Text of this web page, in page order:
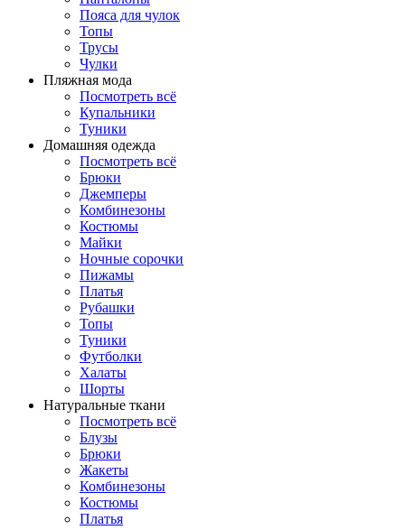
Поясa для чулок
Топы
Трусы
Чулки
Пляжная мода
Посмотреть всё
Купальники
Туники
Домашняя одежда
Посмотреть всё
Брюки
Джемперы
Комбинезоны
Костюмы
Майки
Ночные сорочки
Пижамы
Платья
Рубашки
Топы
Туники
Футболки
Халаты
Шорты
Натуральные ткани
Посмотреть всё
Блузы
Брюки
Жакеты
Комбинезоны
Костюмы
Платья